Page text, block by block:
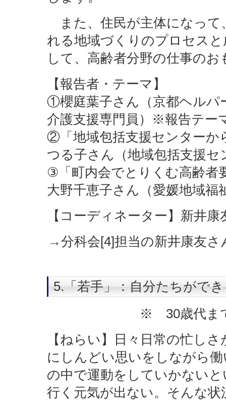
また、住民が主体になって
れる地域づくりのプロセス
して、高齢者分野の仕事の
【報告者・テーマ】
①櫻庭葉子さん（京都ヘルパ
介護支援専門員）※報告テー
②「地域包括支援センターか
つる子さん（地域包括支援セ
③「町内会でとりくむ高齢者
大野千恵子さん（愛媛地域福
【コーディネーター】新井
→分科会[4]担当の新井康友
5.「若手」：自分たちがで
※ 30歳代ま
【ねらい】日々日常の忙し
にしんどい思いをしながら
の中で運動をしていかない
行く元気が出ない。そんな